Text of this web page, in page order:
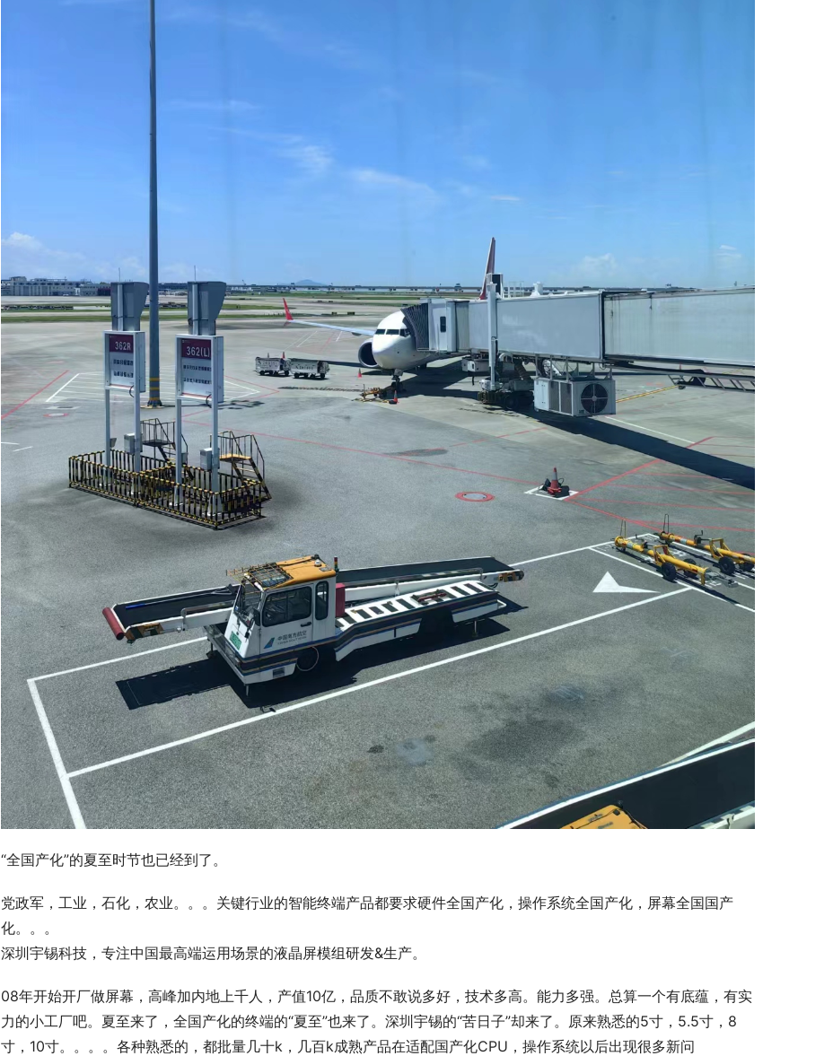
“全国产化”的夏至时节也已经到了。
党政军，工业，石化，农业。。。关键行业的智能终端产品都要求硬件全国产化，操作系统全国产化，屏幕全国国产
化。。。
深圳宇锡科技，专注中国最高端运用场景的液晶屏模组研发&生产。
08年开始开厂做屏幕，高峰加内地上千人，产值10亿，品质不敢说多好，技术多高。能力多强。总算一个有底蕴，有实
力的小工厂吧。夏至来了，全国产化的终端的“夏至”也来了。深圳宇锡的“苦日子”却来了。原来熟悉的5寸，5.5寸，8
寸，10寸。。。。各种熟悉的，都批量几十k，几百k成熟产品在适配国产化CPU，操作系统以后出现很多新问